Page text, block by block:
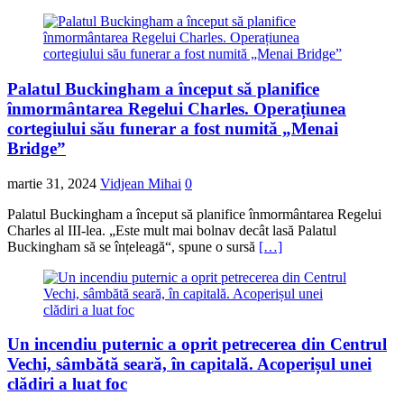
Palatul Buckingham a început să planifice
înmormântarea Regelui Charles. Operațiunea
cortegiului său funerar a fost numită „Menai
Bridge”
martie 31, 2024 Vidjean Mihai 0
Palatul Buckingham a început să planifice înmormântarea Regelui
Charles al III-lea. „Este mult mai bolnav decât lasă Palatul
Buckingham să se înțeleagă“, spune o sursă […]
Un incendiu puternic a oprit petrecerea din Centrul
Vechi, sâmbătă seară, în capitală. Acoperișul unei
clădiri a luat foc